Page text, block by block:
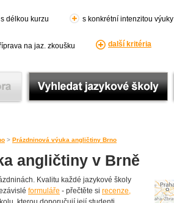
s délkou kurzu s konkrétní intenzitou výuky
na jaz. zkoušku další kritéria
> Prázdninová výuka angličtiny Brno
angličtiny v Brně
Kvalitu každé jazykové školy
formuláře - přečtěte si recenze,